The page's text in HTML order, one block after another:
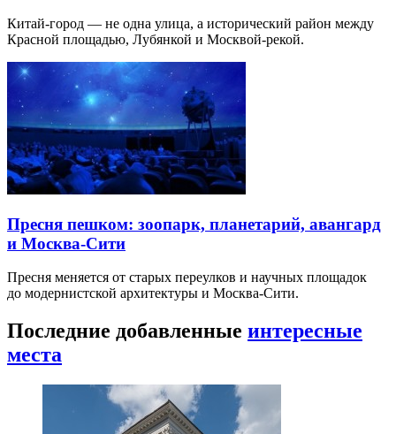
Китай-город — не одна улица, а исторический район между
Красной площадью, Лубянкой и Москвой-рекой.
Пресня пешком: зоопарк, планетарий, авангард
и Москва-Сити
Пресня меняется от старых переулков и научных площадок
до модернистской архитектуры и Москва-Сити.
Последние добавленные интересные
места